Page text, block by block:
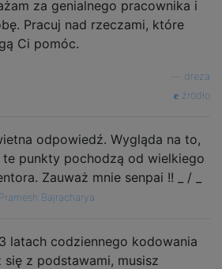
za genialnego pracownika i
Pracuj nad rzeczami, które
Ci pomóc.
dreza
źródło
odpowiedź. Wygląda na to,
te punkty pochodzą od wielkiego
Zauważ mnie senpai !! _ / _
Pramesh Bajracharya
latach codziennego kodowania
się z podstawami, musisz